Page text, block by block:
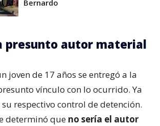
Bernardo
presunto autor material
joven de 17 años se entregó a la
vínculo con lo ocurrido. Ya
respectivo control de detención.
determinó que no sería el autor